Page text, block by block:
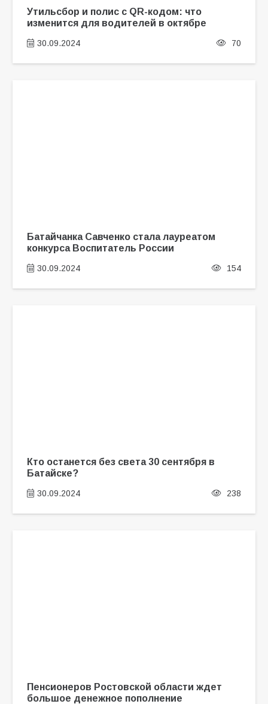
Утильсбор и полис с QR-кодом: что
изменится для водителей в октябре
30.09.2024 70
Батайчанка Савченко стала лауреатом
конкурса Воспитатель России
30.09.2024 154
Кто останется без света 30 сентября в
Батайске?
30.09.2024 238
Пенсионеров Ростовской области ждет
большое денежное пополнение